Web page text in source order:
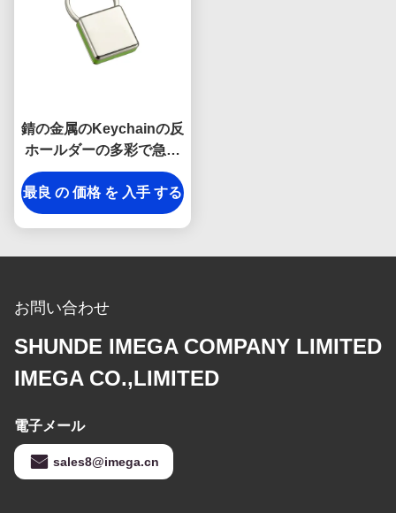
錆の金属のKeychainの反
ホールダーの多彩で急な
ホックのKeychainスクエ
アのプラスチック
最良 の 価格 を 入手 する
お問い合わせ
SHUNDE IMEGA COMPANY LIMITED
IMEGA CO.,LIMITED
電子メール
sales8@imega.cn